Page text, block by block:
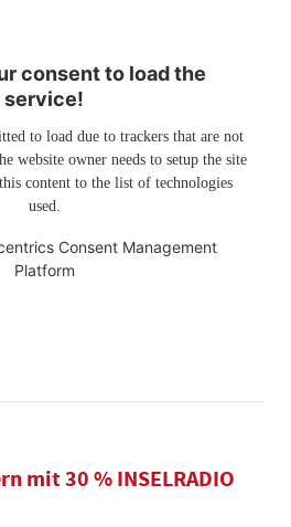
consent to load the
service!
to load due to trackers that are not
website owner needs to setup the site
content to the list of technologies
used.
Consent Management
Platform
mit 30 % INSELRADIO